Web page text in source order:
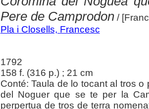
Pere de Camprodon/
Pla i Closells, Francesc
1792
158 f. (316 p.) ; 21 cm
Conté: Taula de lo tocant al tros
del Noguer que se te per la
perpertua de tros de terra